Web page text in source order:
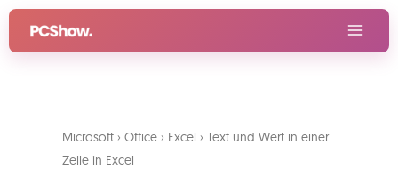
Zum
Inhalt
Microsoft ›Office › Excel ›Text und Wert in einer
Zelle in Excel